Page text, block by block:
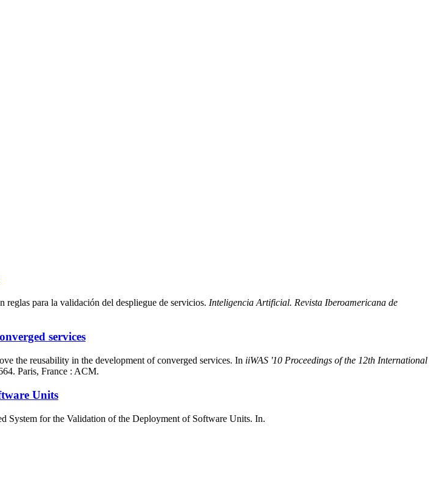
reglas para la validación del despliegue de servicios. Inteligencia Artificial. Revista Iberoamericana de
services
the reusability in the development of converged services. In iiWAS '10 Proceedings of the 12th International
Paris, France : ACM.
Units
System for the Validation of the Deployment of Software Units. In.